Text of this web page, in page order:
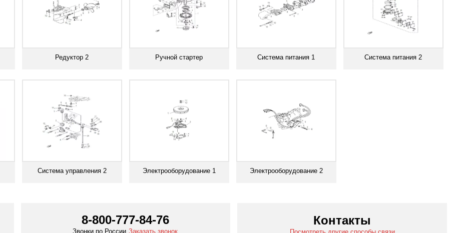
Редуктор 2 Ручной стартер Система питания 1 Система питания 2
Система управления 2 Электрооборудование 1 Электрооборудование 2
8-800-777-84-76
Звонки по России Заказать звонок
Контакты